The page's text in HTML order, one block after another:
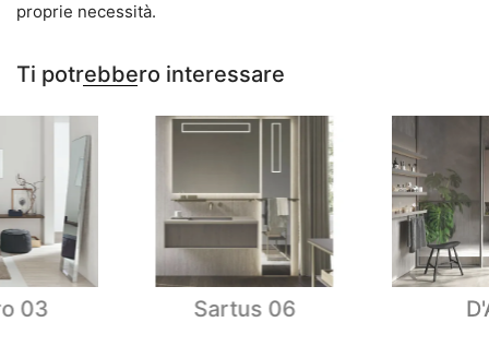
proprie necessità.
Ti potrebbero interessare
03 Sartus 06